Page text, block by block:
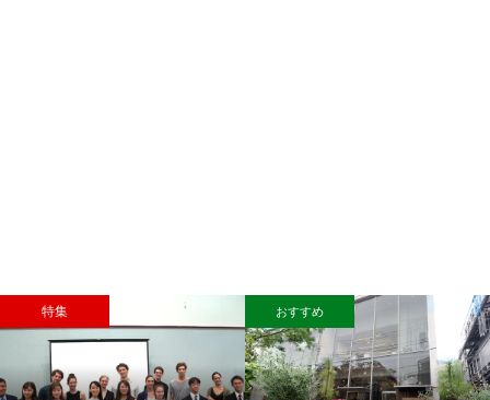
特集 おすすめ